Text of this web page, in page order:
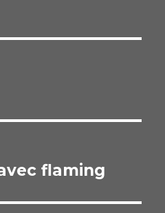
flaming